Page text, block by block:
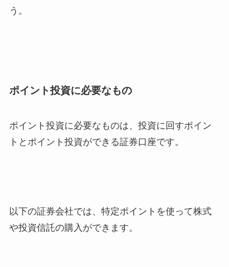
う。
ポイント投資に必要なもの
ポイント投資に必要なものは、投資に回すポイン
トとポイント投資ができる証券口座です。
以下の証券会社では、特定ポイントを使って株式
や投資信託の購入ができます。